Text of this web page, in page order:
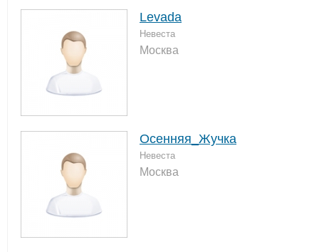
Levada
Невеста
Москва
Осенняя_Жучка
Невеста
Москва